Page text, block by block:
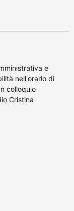
e
nell'orario di
colloquio
Cristina